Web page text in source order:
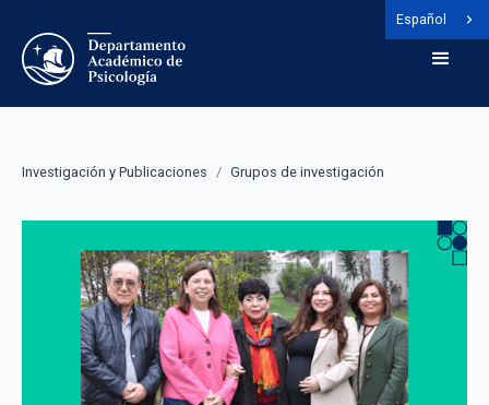
Español
Investigación y Publicaciones / Grupos de investigación